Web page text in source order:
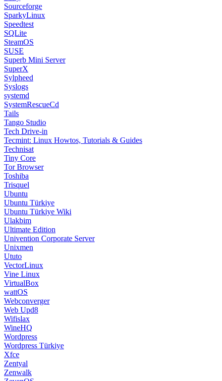
Sourceforge
SparkyLinux
Speedtest
SQLite
SteamOS
SUSE
Superb Mini Server
SuperX
Sylpheed
Syslogs
systemd
SystemRescueCd
Tails
Tango Studio
Tech Drive-in
Tecmint: Linux Howtos, Tutorials & Guides
Technisat
Tiny Core
Tor Browser
Toshiba
Trisquel
Ubuntu
Ubuntu Türkiye
Ubuntu Türkiye Wiki
Ulakbim
Ultimate Edition
Univention Corporate Server
Unixmen
Ututo
VectorLinux
Vine Linux
VirtualBox
wattOS
Webconverger
Web Upd8
Wifislax
WineHQ
Wordpress
Wordpress Türkiye
Xfce
Zentyal
Zenwalk